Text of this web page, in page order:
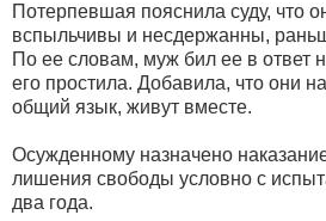
Потерпевшая пояснила суду, что
вспыльчивы и несдержанны,
По ее словам, муж бил ее в ответ
его простила. Добавила, что они
общий язык, живут вместе.
Осужденному назначено
лишения свободы условно с
два года.